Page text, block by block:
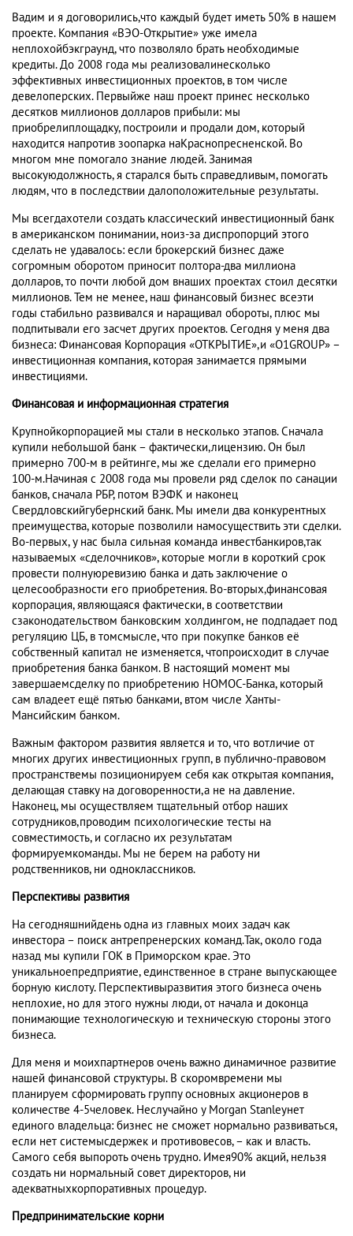
Вадим и я договорились,что каждый будет иметь 50% в нашем
проекте. Компания «ВЭО-Открытие» уже имела
неплохойбэкграунд, что позволяло брать необходимые
кредиты. До 2008 года мы реализовалинесколько
эффективных инвестиционных проектов, в том числе
девелоперских. Первыйже наш проект принес несколько
десятков миллионов долларов прибыли: мы
приобрелиплощадку, построили и продали дом, который
находится напротив зоопарка наКраснопресненской. Во
многом мне помогало знание людей. Занимая
высокуюдолжность, я старался быть справедливым, помогать
людям, что в последствии далоположительные результаты.
Мы всегдахотели создать классический инвестиционный банк
в американском понимании, ноиз-за диспропорций этого
сделать не удавалось: если брокерский бизнес даже
согромным оборотом приносит полтора-два миллиона
долларов, то почти любой дом внаших проектах стоил десятки
миллионов. Тем не менее, наш финансовый бизнес всеэти
годы стабильно развивался и наращивал обороты, плюс мы
подпитывали его засчет других проектов. Сегодня у меня два
бизнеса: Финансовая Корпорация «ОТКРЫТИЕ»,и «O1GROUP» –
инвестиционная компания, которая занимается прямыми
инвестициями.
Финансовая и информационная стратегия
Крупнойкорпорацией мы стали в несколько этапов. Сначала
купили небольшой банк – фактически,лицензию. Он был
примерно 700-м в рейтинге, мы же сделали его примерно
100-м.Начиная с 2008 года мы провели ряд сделок по санации
банков, сначала РБР, потом ВЭФК и наконец
Свердловскийгубернский банк. Мы имели два конкурентных
преимущества, которые позволили намосуществить эти сделки.
Во-первых, у нас была сильная команда инвестбанкиров,так
называемых «сделочников», которые могли в короткий срок
провести полнуюревизию банка и дать заключение о
целесообразности его приобретения. Во-вторых,финансовая
корпорация, являющаяся фактически, в соответствии
сзаконодательством банковским холдингом, не подпадает под
регуляцию ЦБ, в томсмысле, что при покупке банков её
собственный капитал не изменяется, чтопроисходит в случае
приобретения банка банком. В настоящий момент мы
завершаемсделку по приобретению НОМОС-Банка, который
сам владеет ещё пятью банками, втом числе Ханты-
Мансийским банком.
Важным фактором развития является и то, что вотличие от
многих других инвестиционных групп, в публично-правовом
пространствемы позиционируем себя как открытая компания,
делающая ставку на договоренности,а не на давление.
Наконец, мы осуществляем тщательный отбор наших
сотрудников,проводим психологические тесты на
совместимость, и согласно их результатам
формируемкоманды. Мы не берем на работу ни
родственников, ни одноклассников.
Перспективы развития
На сегодняшнийдень одна из главных моих задач как
инвестора – поиск антрепренерских команд.Так, около года
назад мы купили ГОК в Приморском крае. Это
уникальноепредприятие, единственное в стране выпускающее
борную кислоту. Перспективыразвития этого бизнеса очень
неплохие, но для этого нужны люди, от начала и доконца
понимающие технологическую и техническую стороны этого
бизнеса.
Для меня и моихпартнеров очень важно динамичное развитие
нашей финансовой структуры. В скоромвремени мы
планируем сформировать группу основных акционеров в
количестве 4-5человек. Неслучайно у Morgan Stanleyнет
единого владельца: бизнес не сможет нормально развиваться,
если нет системысдержек и противовесов, – как и власть.
Самого себя выпороть очень трудно. Имея90% акций, нельзя
создать ни нормальный совет директоров, ни
адекватныхкорпоративных процедур.
Предпринимательские корни